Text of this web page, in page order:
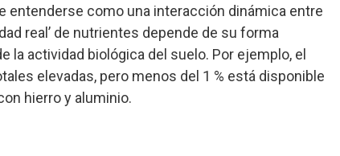
entenderse como una interacción dinámica entre
real’ de nutrientes depende de su forma
la actividad biológica del suelo. Por ejemplo, el
elevadas, pero menos del 1 % está disponible
hierro y aluminio.